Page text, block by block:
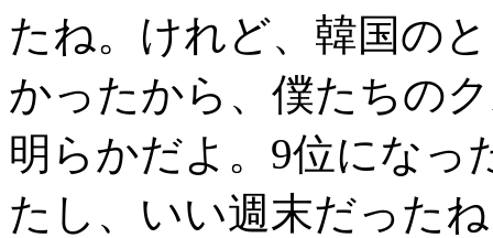
たね。けれど、韓国の
かったから、僕たちの
明らかだよ。9位になっ
たし、いい週末だった